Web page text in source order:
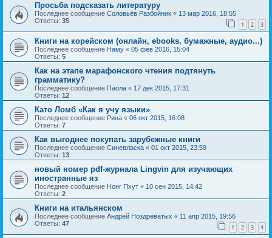
Просьба подсказать литературу
Последнее сообщение Соловьёв Разбойник « 13 мар 2016, 18:55
Ответы: 35 1 2 3
Книги на корейском (онлайн, ebooks, бумажные, аудио...)
Последнее сообщение Наму « 05 фев 2016, 15:04
Ответы: 5
Как на этапе марафонского чтения подтянуть
грамматику?
Последнее сообщение Паола « 17 дек 2015, 17:31
Ответы: 12
Като Ломб «Как я учу языки»
Последнее сообщение Рина « 06 окт 2015, 16:08
Ответы: 7
Как выгоднее покупать зарубежные книги
Последнее сообщение Синевласка « 01 окт 2015, 23:59
Ответы: 13
новый номер pdf-журнала Lingvin для изучающих
иностранные яз
Последнее сообщение Нонг Пхут « 10 сен 2015, 14:42
Ответы: 2
Книги на итальянском
Последнее сообщение Андрей Ноздреватых « 11 апр 2015, 19:56
Ответы: 47 1 2 3 4